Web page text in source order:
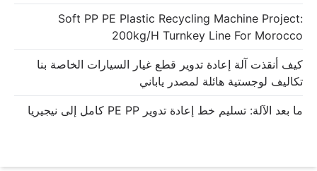
Soft PP PE Plastic Recycling Machine Project:
200kg/h Turnkey Line For Morocco
كيف أنقذت آلة إعادة تدوير قطع غيار السيارات الخاصة بنا
تكاليف لوجستية هائلة لمصدر ياباني
ما بعد الآلة: تسليم خط إعادة تدوير PE PP كامل إلى نيجيريا